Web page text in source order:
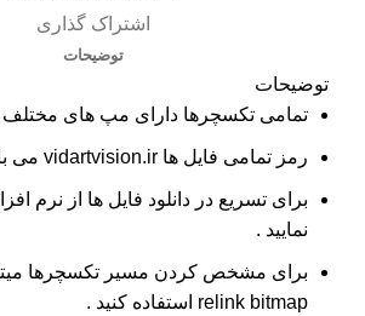
اشتراک گذاری
توضیحات
توضیحات
تمامی تکسچرها دارای مپ های مختلف
رمز تمامی فایل ها vidartvision.ir می باشد .
نمایید .
برای مشخص کردن مسیر تکسچرها
relink bitmap استفاده کنید .